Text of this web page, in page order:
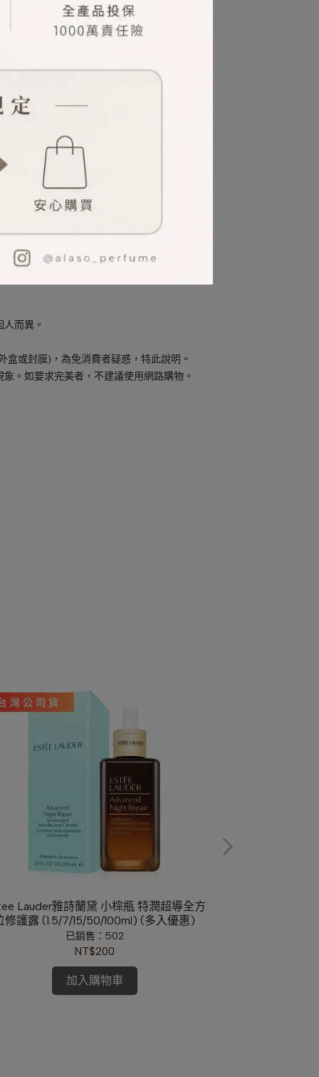
香氣
而異。
或封膜)，為免消費者疑惑，特此說明。
。如要求完美者，不建議使用網路購物。
Lauder雅詩蘭黛 小棕瓶 特潤超導全方
修護露 (1.5/7/15/50/100ml) (多入優惠)
已銷售：502
NT$200
加入購物車